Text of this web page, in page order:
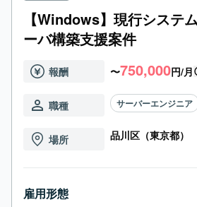
【Windows】現行システ
ーバ構築支援案件
報酬 〜750,000円/月
職種 サーバーエンジニア
場所 品川区（東京都）
雇用形態